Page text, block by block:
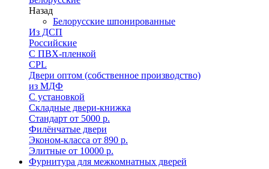
Назад
Белорусские шпонированные
Из ДСП
Российские
C ПВХ-пленкой
CPL
Двери оптом (собственное производство)
из МДФ
С установкой
Складные двери-книжка
Стандарт от 5000 р.
Филёнчатые двери
Эконом-класса от 890 р.
Элитные от 10000 р.
Фурнитура для межкомнатных дверей